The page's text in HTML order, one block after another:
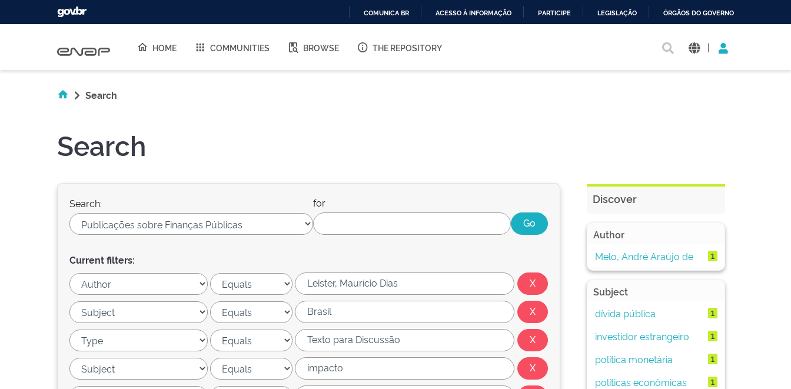
O
COMUNICA BR ACESSO À INFORMAÇÃO PARTICIPE LEGISLAÇÃO ÓRGÃOS DO GOVERNO
HOME COMMUNITIES BROWSE THE REPOSITORY |
Search
Search
Search: for
Current filters:
Discover
Author
Melo, André Araújo de
1
Subject
dívida pública
1
investidor estrangeiro 1
política monetária 1
políticas econômicas 1